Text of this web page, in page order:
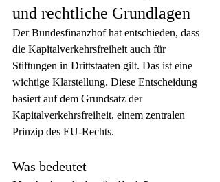
und rechtliche Grundlagen
Der Bundesfinanzhof hat entschieden, dass
die Kapitalverkehrsfreiheit auch für
Stiftungen in Drittstaaten gilt. Das ist eine
wichtige Klarstellung. Diese Entscheidung
basiert auf dem Grundsatz der
Kapitalverkehrsfreiheit, einem zentralen
Prinzip des EU-Rechts.
Was bedeutet